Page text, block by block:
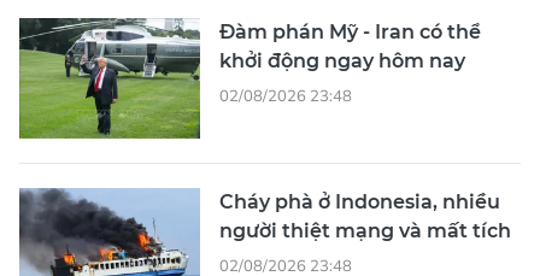
Đàm phán Mỹ - Iran có thể
khởi động ngay hôm nay
02/08/2026 23:48
Cháy phà ở Indonesia, nhiều
người thiệt mạng và mất tích
02/08/2026 23:48